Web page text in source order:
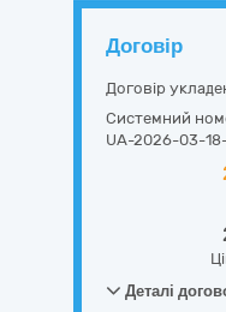
Договір
Договір
Системний
UA-2026-03-
Деталі